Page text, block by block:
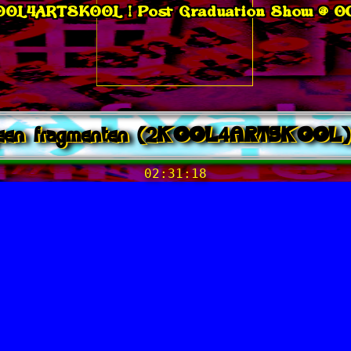
| Post Graduation Show @
02:31:18
fragmenten (2KOOL4ARTSKOOL)